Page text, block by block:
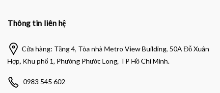
Thông tin liên hệ
Cửa hàng: Tầng 4, Tòa nhà Metro View Building, 50A Đỗ Xuân
Hợp, Khu phố 1, Phường Phước Long, TP Hồ Chí Minh.
0983 545 602